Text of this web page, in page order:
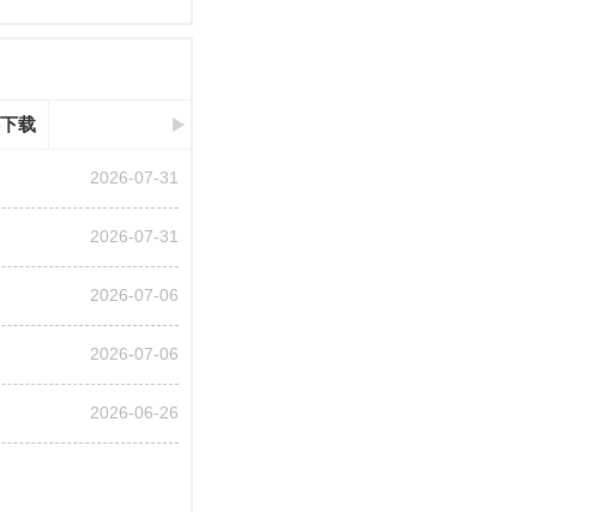
载
2026-07-31
2026-07-31
2026-07-06
2026-07-06
2026-06-26